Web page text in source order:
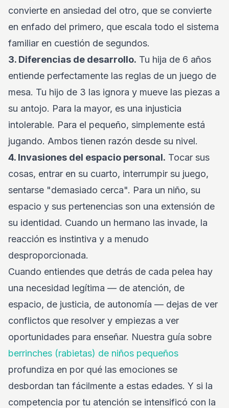
convierte en ansiedad del otro, que se convierte
en enfado del primero, que escala todo el sistema
familiar en cuestión de segundos.
3. Diferencias de desarrollo. Tu hija de 6 años
entiende perfectamente las reglas de un juego de
mesa. Tu hijo de 3 las ignora y mueve las piezas a
su antojo. Para la mayor, es una injusticia
intolerable. Para el pequeño, simplemente está
jugando. Ambos tienen razón desde su nivel.
4. Invasiones del espacio personal. Tocar sus
cosas, entrar en su cuarto, interrumpir su juego,
sentarse "demasiado cerca". Para un niño, su
espacio y sus pertenencias son una extensión de
su identidad. Cuando un hermano las invade, la
reacción es instintiva y a menudo
desproporcionada.
Cuando entiendes que detrás de cada pelea hay
una necesidad legítima — de atención, de
espacio, de justicia, de autonomía — dejas de ver
conflictos que resolver y empiezas a ver
oportunidades para enseñar. Nuestra guía sobre
berrinches (rabietas) de niños pequeños
profundiza en por qué las emociones se
desbordan tan fácilmente a estas edades. Y si la
competencia por tu atención se intensificó con la